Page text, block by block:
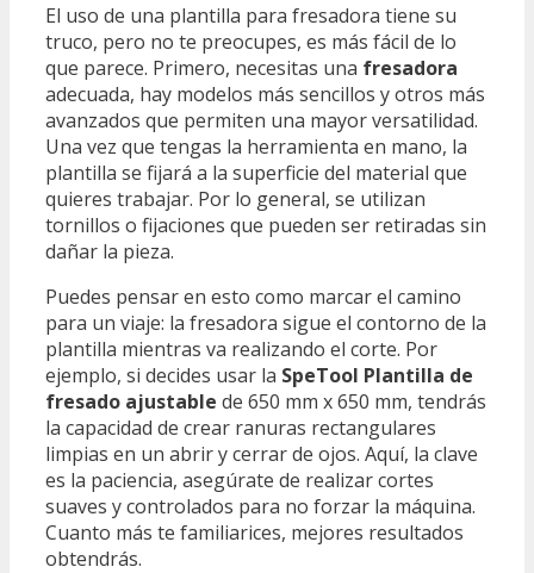
El uso de una plantilla para fresadora tiene su
truco, pero no te preocupes, es más fácil de lo
que parece. Primero, necesitas una fresadora
adecuada, hay modelos más sencillos y otros más
avanzados que permiten una mayor versatilidad.
Una vez que tengas la herramienta en mano, la
plantilla se fijará a la superficie del material que
quieres trabajar. Por lo general, se utilizan
tornillos o fijaciones que pueden ser retiradas sin
dañar la pieza.
Puedes pensar en esto como marcar el camino
para un viaje: la fresadora sigue el contorno de la
plantilla mientras va realizando el corte. Por
ejemplo, si decides usar la SpeTool Plantilla de
fresado ajustable de 650 mm x 650 mm, tendrás
la capacidad de crear ranuras rectangulares
limpias en un abrir y cerrar de ojos. Aquí, la clave
es la paciencia, asegúrate de realizar cortes
suaves y controlados para no forzar la máquina.
Cuanto más te familiarices, mejores resultados
obtendrás.